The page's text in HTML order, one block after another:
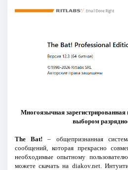
Многоязычная зарегистрированная
выбором
The Bat! – общепризнанная
сообщений, которая прекрасно
необходимые опытному
можете скачать на diakov.net.